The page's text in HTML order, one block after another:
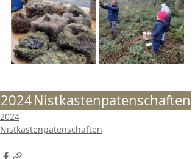
2024Nistkastenpatenschaften
2024
Nistkastenpatenschaften